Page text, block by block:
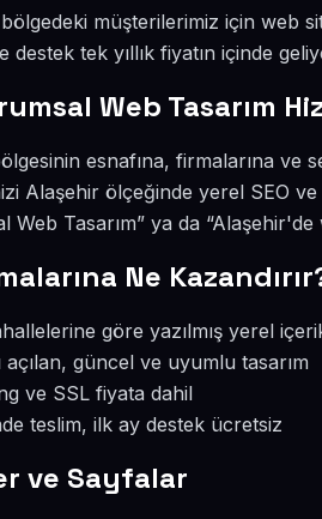
müşterilerimiz için web
destek tek yıllık fiyatın içinde
Web Tasarım
esnafına, firmalarına ve
Alaşehir ölçeğinde yerel SEO
Web Tasarım” ya da
Ne
göre yazılmış yerel
açılan, güncel ve uyumlu tasarım
ve SSL fiyata dahil
teslim, ilk ay destek ücretsiz
ve Sayfalar